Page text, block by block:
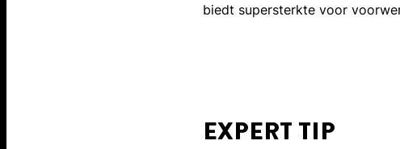
biedt supersterkte voor
EXPERT TIP